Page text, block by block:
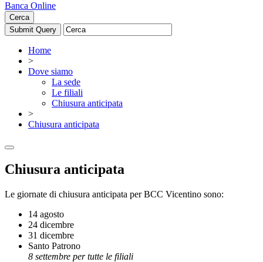
Banca Online
Cerca
Home
>
Dove siamo
La sede
Le filiali
Chiusura anticipata
>
Chiusura anticipata
Chiusura anticipata
Le giornate di chiusura anticipata per BCC Vicentino sono:
14 agosto
24 dicembre
31 dicembre
Santo Patrono
8 settembre per tutte le filiali